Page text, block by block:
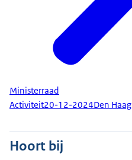
Ministerraad
Activiteit20-12-2024Den Haag
Hoort bij